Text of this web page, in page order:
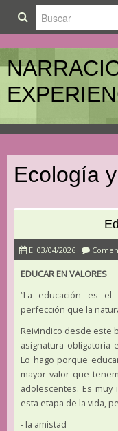
Ecología
El 03/04/2026
EDUCAR EN VALORES
“La educación es
perfección que la
Reivindico desde este
asignatura obligatoria
Lo hago porque
mayor valor que
adolescentes. Es
esta etapa de la vida,
- la amistad